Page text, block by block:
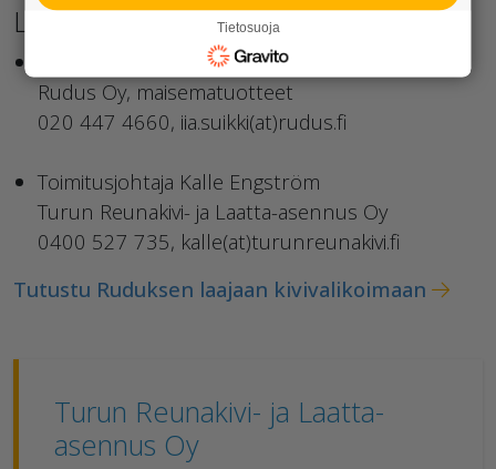
Lisätietoja:
Markkinointipäällikkö Iia Suikki
Rudus Oy, maisematuotteet
020 447 4660, iia.suikki(at)rudus.fi
Toimitusjohtaja Kalle Engström
Turun Reunakivi- ja Laatta-asennus Oy
0400 527 735, kalle(at)turunreunakivi.fi
Tutustu Ruduksen laajaan kivivalikoimaan
Turun Reunakivi- ja Laatta-
asennus Oy
Tietosuoja